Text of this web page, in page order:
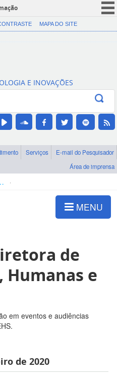
CORONAVÍRUS (COVID-19)
Canais
MAPA DO SITE
E INOVAÇÕES
Serviços
E-mail do Pesquisador
Área de imprensa
MENU
de
Humanas e
em eventos e audiências
de 2020